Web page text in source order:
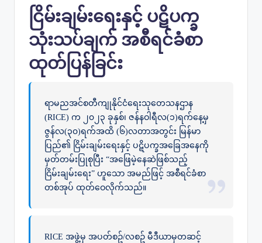
ငြိမ်းချမ်းရေးနှင့် ပဋိပက္ခ
သုံးသပ်ချက် အစီရင်ခံစာ
ထုတ်ပြန်ခြင်း
ရာမညအင်စတီကျုနိုင်ငံရေးသုတေသနဌာန
(RICE) က ၂၀၂၃ ခုနှစ်၊ ဇန်နဝါရီလ(၁)ရက်နေ့မှ
ဇွန်လ(၃၀)ရက်အထိ (၆)လတာအတွင်း မြန်မာ
ပြည်၏ ငြိမ်းချမ်းရေးနှင့် ပဋိပက္ခအခြေအနေကို
မှတ်တမ်းပြုစုပြီး “အဖြေမဲ့နေဆဲဖြစ်သည့်
ငြိမ်းချမ်းရေး” ဟူသော အမည်ဖြင့် အစီရင်ခံစာ
တစ်အုပ် ထုတ်ဝေလိုက်သည်။
RICE အဖွဲ့မှ အပတ်စဥ်/လစဥ် မီဒီယာမှတဆင့်